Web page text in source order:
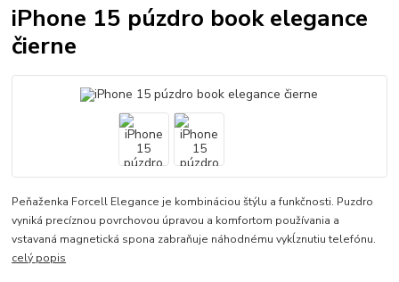
iPhone 15 púzdro book elegance
čierne
Peňaženka Forcell Elegance je kombináciou štýlu a funkčnosti. Puzdro
vyniká precíznou povrchovou úpravou a komfortom používania a
vstavaná magnetická spona zabraňuje náhodnému vykĺznutiu telefónu.
celý popis